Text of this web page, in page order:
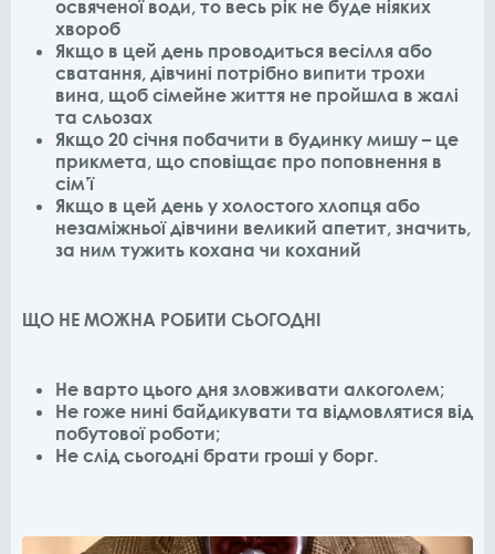
освяченої води, то весь рік не буде ніяких
хвороб
Якщо в цей день проводиться весілля або
сватання, дівчині потрібно випити трохи
вина, щоб сімейне життя не пройшла в жалі
та сльозах
Якщо 20 січня побачити в будинку мишу – це
прикмета, що сповіщає про поповнення в
сім’ї
Якщо в цей день у холостого хлопця або
незаміжньої дівчини великий апетит, значить,
за ним тужить кохана чи коханий
ЩО НЕ МОЖНА РОБИТИ СЬОГОДНІ
Не варто цього дня зловживати алкоголем;
Не гоже нині байдикувати та відмовлятися від
побутової роботи;
Не слід сьогодні брати гроші у борг.